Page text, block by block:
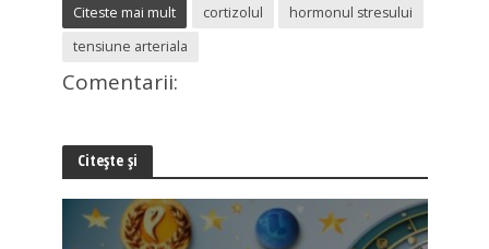
Citeste mai mult cortizolul
hormonul stresului
tensiune arteriala
Comentarii:
Citește și